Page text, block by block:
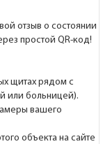
отзыв о состоянии
простой QR-код!
щитах рядом с
или больницей).
вашего
объекта на сайте